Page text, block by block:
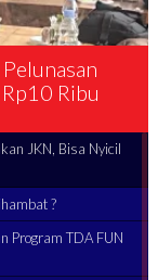
Terancam
JKN, Bisa Nyicil
?
Program TDA FUN
Pertanyakan